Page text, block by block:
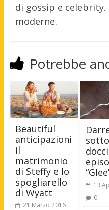
di gossip e
moderne.
Potrebbe
Beautiful
anticipazioni
il
matrimonio
di Steffy e lo
spogliarello
di Wyatt
21 Marzo 2016
13
0